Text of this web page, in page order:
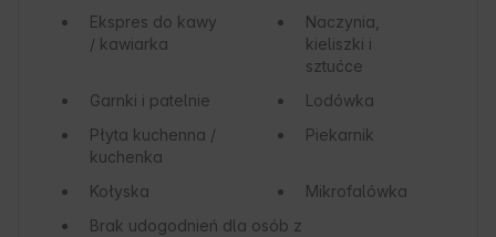
Ekspres do kawy
/ kawiarka
Naczynia,
kieliszki i
sztućce
Garnki i patelnie
Lodówka
Płyta kuchenna /
kuchenka
Piekarnik
Kołyska
Mikrofalówka
Brak udogodnień dla osób z